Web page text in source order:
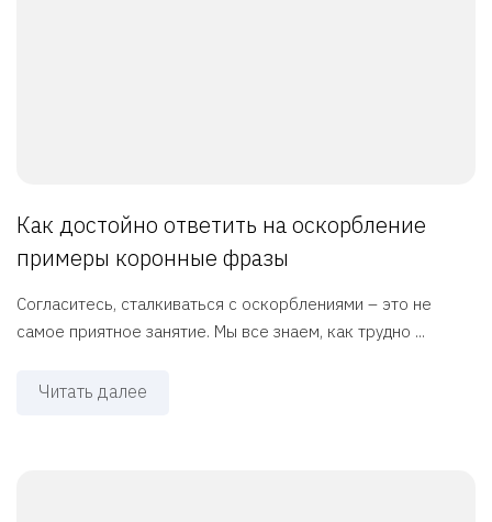
Как достойно ответить на оскорбление
примеры коронные фразы
Согласитесь, сталкиваться с оскорблениями – это не
самое приятное занятие. Мы все знаем, как трудно ...
Читать далее